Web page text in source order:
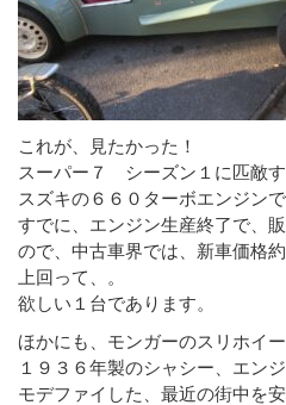
これが、見たかった！
スーパー７ シーズン１に匹敵す
スズキの６６０ターボエンジンで
すでに、エンジン生産終了で、
ので、中古車界では、新車価格
上回って、。
欲しい１台であります。
ほかにも、モンガーのスリホイ
１９３６年製のシャシー、エン
モデファイした、最近の街中を